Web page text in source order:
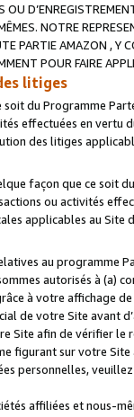
NOTRE
PARTIE AMAZON , Y
POUR FAIRE
litiges
du Programme
effectuées en vertu
des litiges
façon que ce soit
ou activités
applicables au Site
au programme
autorisés à
à votre affichage
de votre Site avant
Site afin de vérifier
figurant sur votre
personnelles,
affiliées et nous-